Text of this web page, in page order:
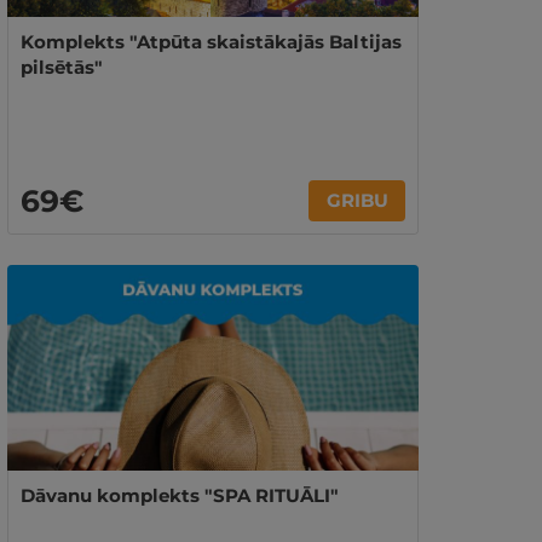
Komplekts "Atpūta skaistākajās Baltijas
pilsētās"
69€ GRIBU
Dāvanu komplekts "SPA RITUĀLI"